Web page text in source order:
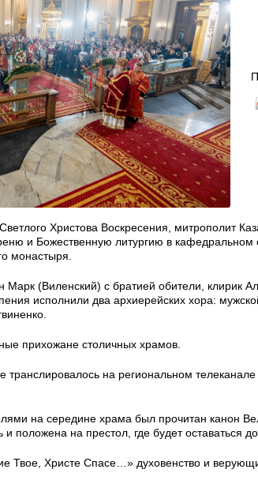
Христова Воскресения, митрополит
и Божественную литургию в кафедральном
монастыря.
(Виленский) с братией обители, клирик
исполнили два архиерейских хора:
прихожане столичных храмов.
на региональном
на середине храма был прочитан канон
положена на престол, где будет оставаться
Твое, Христе Спасе…» духовенство и